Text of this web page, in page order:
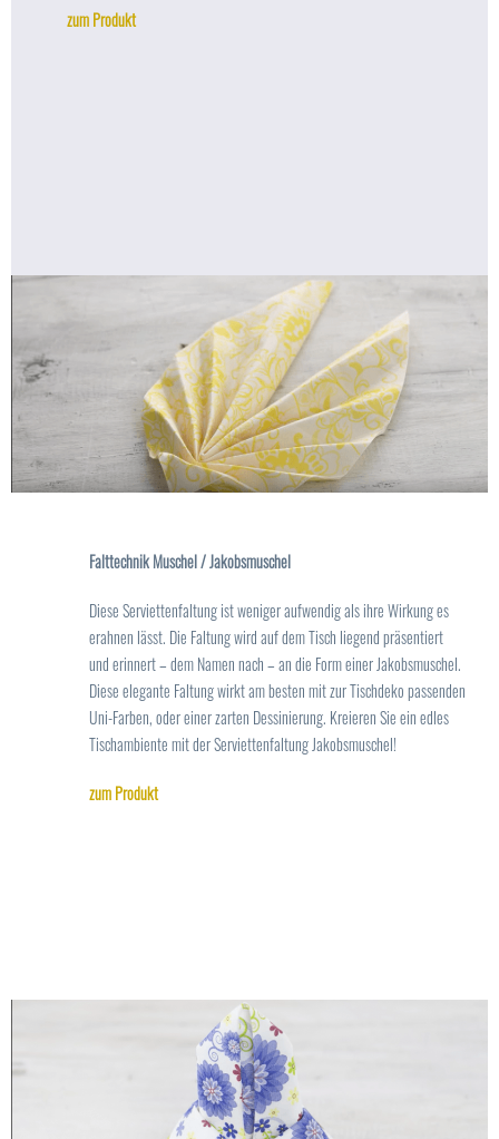
zum Produkt
Falttechnik Muschel / Jakobsmuschel
Diese Serviettenfaltung ist weniger aufwendig als ihre Wirkung es
erahnen lässt. Die Faltung wird auf dem Tisch liegend präsentiert
und erinnert – dem Namen nach – an die Form einer Jakobsmuschel.
Diese elegante Faltung wirkt am besten mit zur Tischdeko passenden
Uni-Farben, oder einer zarten Dessinierung. Kreieren Sie ein edles
Tischambiente mit der Serviettenfaltung Jakobsmuschel!
zum Produkt